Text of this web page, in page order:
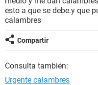
SEXUALIDAD
GLOSARIO
esto a que se debe.y que
calambres
Compartir
Consulta también:
Urgente calambres